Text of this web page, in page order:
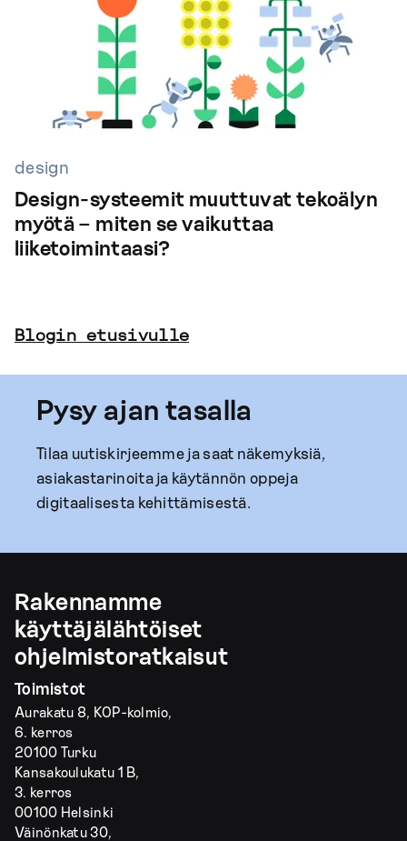
design
Design-systeemit muuttuvat tekoälyn
myötä – miten se vaikuttaa
liiketoimintaasi?
Blogin etusivulle
Pysy ajan tasalla
Tilaa uutiskirjeemme ja saat näkemyksiä,
asiakastarinoita ja käytännön oppeja
digitaalisesta kehittämisestä.
Toimistot
Aurakatu 8, KOP-kolmio,
6. kerros
20100 Turku
Kansakoulukatu 1 B,
3. kerros
00100 Helsinki
Väinönkatu 30,
Rakennamme
käyttäjälähtöiset
ohjelmistoratkaisut